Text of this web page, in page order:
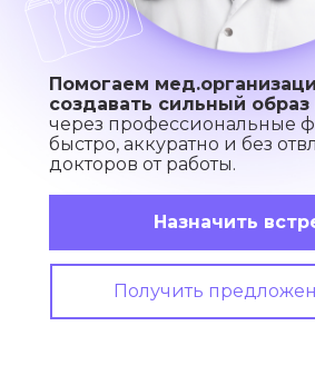
Помогаем
создавать сильный
через профессиональные
быстро, аккуратно и без
докторов от работы.
Получить
Назначить